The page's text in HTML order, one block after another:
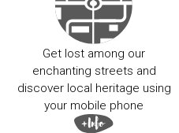
Get lost among our
enchanting streets and
discover local heritage using
your mobile phone